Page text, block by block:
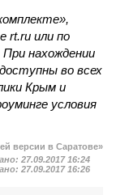
rt.ru или по
нахождении
во всех
Крым и
условия
версии в Саратове»
27.09.2017 16:24
27.09.2017 16:26